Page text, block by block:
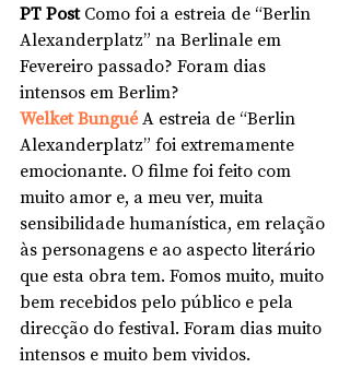
PT Post Como foi a estreia de “Berlin
Alexanderplatz” na Berlinale em
Fevereiro passado? Foram dias
intensos em Berlim?
Welket Bungué A estreia de “Berlin
Alexanderplatz” foi extremamente
emocionante. O filme foi feito com
muito amor e, a meu ver, muita
sensibilidade humanística, em relação
às personagens e ao aspecto literário
que esta obra tem. Fomos muito, muito
bem recebidos pelo público e pela
direcção do festival. Foram dias muito
intensos e muito bem vividos.